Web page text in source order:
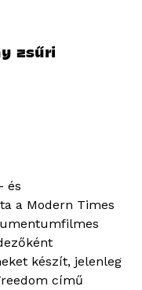
DOCLAB
zsűri
és
a Modern Times
készít, jelenleg
című